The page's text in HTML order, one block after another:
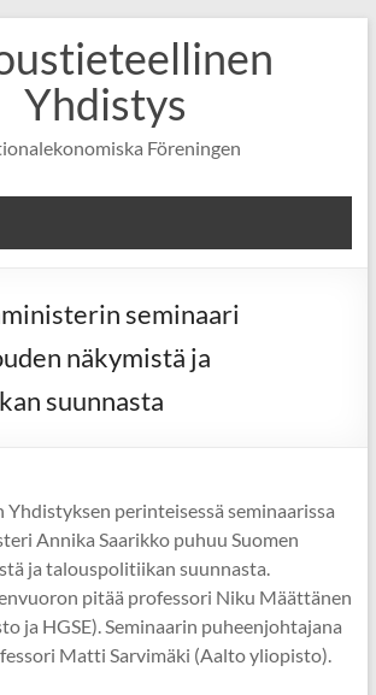
Yhdistys
Föreningen
seminaari
näkymistä ja
suunnasta
Yhdistyksen perinteisessä seminaarissa
Annika Saarikko puhuu Suomen
ja talouspolitiikan suunnasta.
pitää professori Niku Määttänen
ja HGSE). Seminaarin puheenjohtajana
Matti Sarvimäki (Aalto yliopisto).